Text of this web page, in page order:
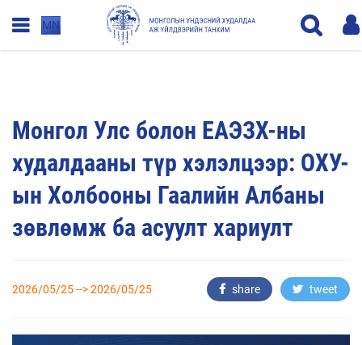
MN
Монгол Улс болон ЕАЭЗХ-ны
худалдааны түр хэлэлцээр: ОХУ-
ын Холбооны Гаалийн Албаны
зөвлөмж ба асуулт хариулт
2026/05/25 --> 2026/05/25 share tweet